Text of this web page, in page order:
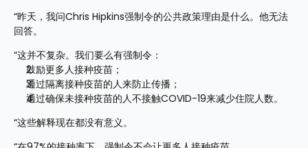
“昨天，我问Chris Hipkins强制令的公共政策理由是什么。他无法
回答。
“这并不复杂。我们要么有强制令：
鼓励更多人接种疫苗；
通过隔离接种疫苗的人来防止传播；
通过确保未接种疫苗的人不接触COVID-19来减少住院人数。
“这些解释现在都没有意义。